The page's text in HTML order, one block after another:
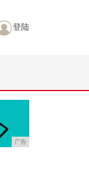
登陆
广告